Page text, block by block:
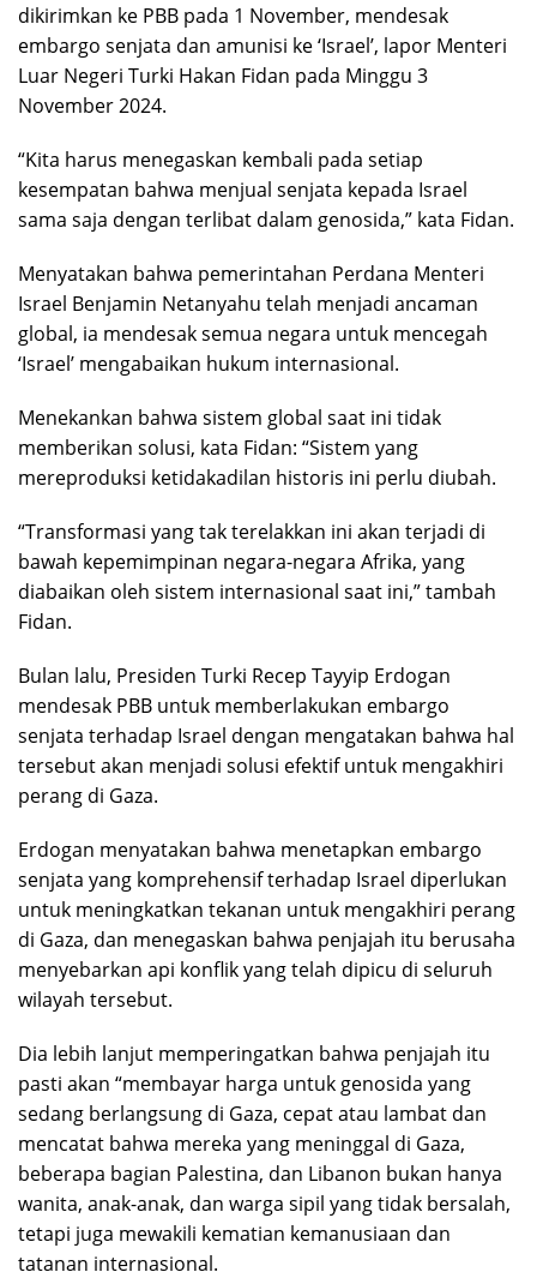
dikirimkan ke PBB pada 1 November, mendesak
embargo senjata dan amunisi ke ‘Israel’, lapor Menteri
Luar Negeri Turki Hakan Fidan pada Minggu 3
November 2024.
“Kita harus menegaskan kembali pada setiap
kesempatan bahwa menjual senjata kepada Israel
sama saja dengan terlibat dalam genosida,” kata Fidan.
Menyatakan bahwa pemerintahan Perdana Menteri
Israel Benjamin Netanyahu telah menjadi ancaman
global, ia mendesak semua negara untuk mencegah
‘Israel’ mengabaikan hukum internasional.
Menekankan bahwa sistem global saat ini tidak
memberikan solusi, kata Fidan: “Sistem yang
mereproduksi ketidakadilan historis ini perlu diubah.
“Transformasi yang tak terelakkan ini akan terjadi di
bawah kepemimpinan negara-negara Afrika, yang
diabaikan oleh sistem internasional saat ini,” tambah
Fidan.
Bulan lalu, Presiden Turki Recep Tayyip Erdogan
mendesak PBB untuk memberlakukan embargo
senjata terhadap Israel dengan mengatakan bahwa hal
tersebut akan menjadi solusi efektif untuk mengakhiri
perang di Gaza.
Erdogan menyatakan bahwa menetapkan embargo
senjata yang komprehensif terhadap Israel diperlukan
untuk meningkatkan tekanan untuk mengakhiri perang
di Gaza, dan menegaskan bahwa penjajah itu berusaha
menyebarkan api konflik yang telah dipicu di seluruh
wilayah tersebut.
Dia lebih lanjut memperingatkan bahwa penjajah itu
pasti akan “membayar harga untuk genosida yang
sedang berlangsung di Gaza, cepat atau lambat dan
mencatat bahwa mereka yang meninggal di Gaza,
beberapa bagian Palestina, dan Libanon bukan hanya
wanita, anak-anak, dan warga sipil yang tidak bersalah,
tetapi juga mewakili kematian kemanusiaan dan
tatanan internasional.